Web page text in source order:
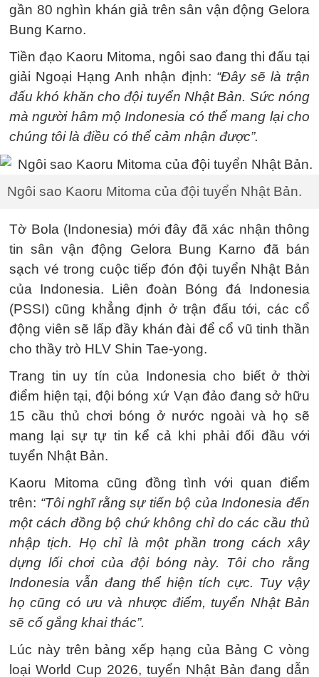
gần 80 nghìn khán giả trên sân vận động Gelora
Bung Karno.
Tiền đạo Kaoru Mitoma, ngôi sao đang thi đấu tại
giải Ngoại Hạng Anh nhận định: “Đây sẽ là trận
đấu khó khăn cho đội tuyển Nhật Bản. Sức nóng
mà người hâm mộ Indonesia có thể mang lại cho
chúng tôi là điều có thể cảm nhận được”.
Ngôi sao Kaoru Mitoma của đội tuyển Nhật Bản.
Tờ Bola (Indonesia) mới đây đã xác nhận thông
tin sân vận động Gelora Bung Karno đã bán
sạch vé trong cuộc tiếp đón đội tuyển Nhật Bản
của Indonesia. Liên đoàn Bóng đá Indonesia
(PSSI) cũng khẳng định ở trận đấu tới, các cổ
động viên sẽ lấp đầy khán đài để cổ vũ tinh thần
cho thầy trò HLV Shin Tae-yong.
Trang tin uy tín của Indonesia cho biết ở thời
điểm hiện tại, đội bóng xứ Vạn đảo đang sở hữu
15 cầu thủ chơi bóng ở nước ngoài và họ sẽ
mang lại sự tự tin kể cả khi phải đối đầu với
tuyển Nhật Bản.
Kaoru Mitoma cũng đồng tình với quan điểm
trên: “Tôi nghĩ rằng sự tiến bộ của Indonesia đến
một cách đồng bộ chứ không chỉ do các cầu thủ
nhập tịch. Họ chỉ là một phần trong cách xây
dựng lối chơi của đội bóng này. Tôi cho rằng
Indonesia vẫn đang thể hiện tích cực. Tuy vậy
họ cũng có ưu và nhược điểm, tuyển Nhật Bản
sẽ cố gắng khai thác”.
Lúc này trên bảng xếp hạng của Bảng C vòng
loại World Cup 2026, tuyển Nhật Bản đang dẫn